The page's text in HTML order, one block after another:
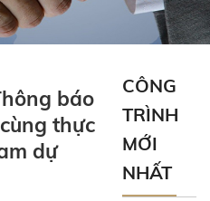
báo
thực
dự
CÔNG
TRÌNH
MỚI
NHẤT